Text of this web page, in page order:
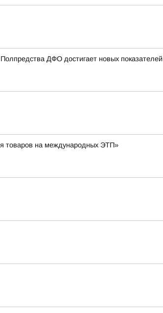
ДФО достигает новых показателей
товаров на международных ЭТП»